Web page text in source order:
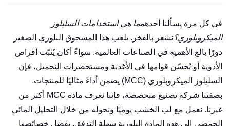
في كل مرة يسألنا أحدهمما هي استخدامات السليلوز
الميكروبلوري؟ نشعر بالفخر. يلعب هذا المسحوق البلوري الصغير
دورًا بالغ الأهمية في الصناعات العالمية. سواءً أكان يُثبّت أقراص
الأدوية أو يُحسّن قوامها في الأغذية ومستحضرات التجميل، فإن
السليلوز الميكروبلوري (MCC) يضمن أداءً مثاليًا للمنتجات.
بصفتنا شركة تصنيع متخصصة، فإننا نعرف مادة MCC أكثر من
غيرنا. نعمل مع لب الخشب يوميًا ونحوله من خلال التحليل المائي
الحمضي إلى هذه المادة البلورية سهلة التدفق. بفضل خصائصها